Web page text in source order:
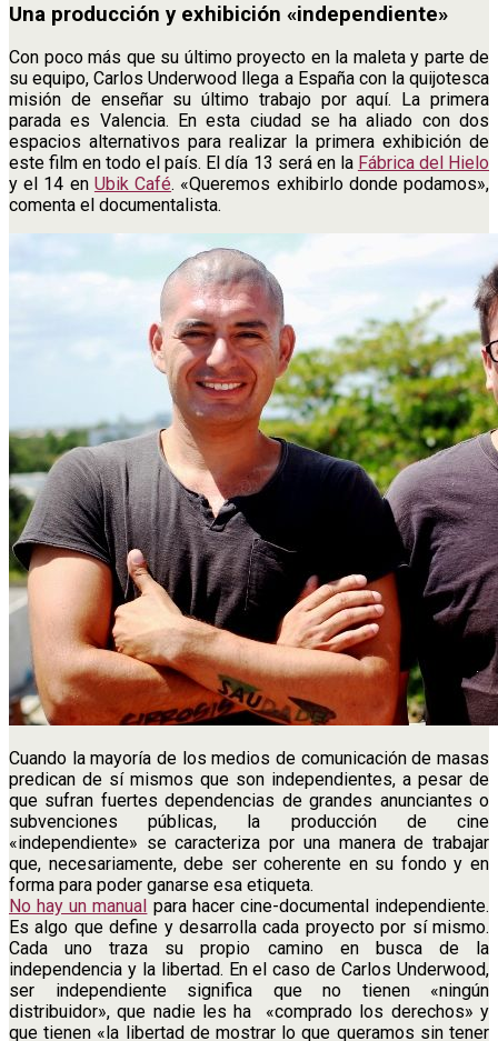
Una producción y exhibición «independiente»
Con poco más que su último proyecto en la maleta y parte de
su equipo, Carlos Underwood llega a España con la quijotesca
misión de enseñar su último trabajo por aquí. La primera
parada es Valencia. En esta ciudad se ha aliado con dos
espacios alternativos para realizar la primera exhibición de
este film en todo el país. El día 13 será en la Fábrica del Hielo
y el 14 en Ubik Café. «Queremos exhibirlo donde podamos»,
comenta el documentalista.
Cuando la mayoría de los medios de comunicación de masas
predican de sí mismos que son independientes, a pesar de
que sufran fuertes dependencias de grandes anunciantes o
subvenciones públicas, la producción de cine
«independiente» se caracteriza por una manera de trabajar
que, necesariamente, debe ser coherente en su fondo y en
forma para poder ganarse esa etiqueta.
No hay un manual para hacer cine-documental independiente.
Es algo que define y desarrolla cada proyecto por sí mismo.
Cada uno traza su propio camino en busca de la
independencia y la libertad. En el caso de Carlos Underwood,
ser independiente significa que no tienen «ningún
distribuidor», que nadie les ha «comprado los derechos» y
que tienen «la libertad de mostrar lo que queramos sin tener